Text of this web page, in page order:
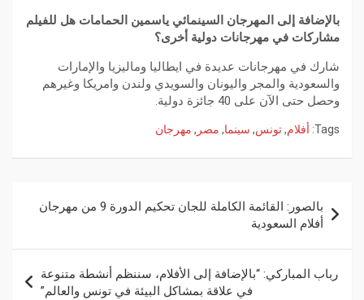
بالإضافة إلى المهرجان السينمائي ياسمين الحمامات هل للفيلم
مشاركات في مهرجانات دولية أخرى؟
شارك في مهرجانات عديدة في ايطاليا وماليزيا والإمارات
والسعودية والمجر واليونان والسويدي ولندن وامريكا وغيرهم
وحصل حتى الآن على 40 جائزة دولية.
Tags: أفلام,تونس, سينما, مصر , مهرجان
بالصور: القائمة الكاملة للجان تحكيم الدورة 9 من مهرجان
أفلام السعودية
رباب المباركي: “بالإضافة إلى الأفلام، سننظم أنشطة متنوعة
في علاقة بمشاكل البيئة في تونس والعالم”